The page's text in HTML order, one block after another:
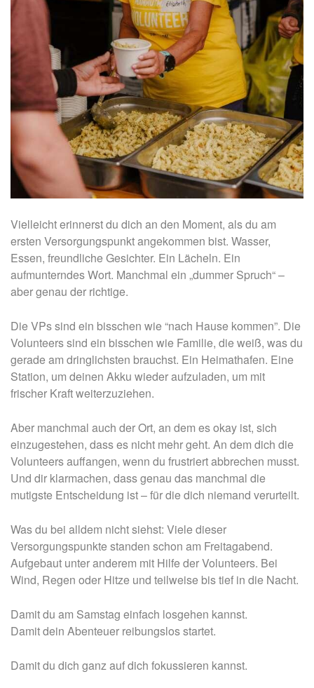
Vielleicht erinnerst du dich an den Moment, als du am
ersten Versorgungspunkt angekommen bist. Wasser,
Essen, freundliche Gesichter. Ein Lächeln. Ein
aufmunterndes Wort. Manchmal ein „dummer Spruch“ –
aber genau der richtige.
Die VPs sind ein bisschen wie “nach Hause kommen”. Die
Volunteers sind ein bisschen wie Familie, die weiß, was du
gerade am dringlichsten brauchst. Ein Heimathafen. Eine
Station, um deinen Akku wieder aufzuladen, um mit
frischer Kraft weiterzuziehen.
Aber manchmal auch der Ort, an dem es okay ist, sich
einzugestehen, dass es nicht mehr geht. An dem dich die
Volunteers auffangen, wenn du frustriert abbrechen musst.
Und dir klarmachen, dass genau das manchmal die
mutigste Entscheidung ist – für die dich niemand verurteilt.
Was du bei alldem nicht siehst: Viele dieser
Versorgungspunkte standen schon am Freitagabend.
Aufgebaut unter anderem mit Hilfe der Volunteers. Bei
Wind, Regen oder Hitze und teilweise bis tief in die Nacht.
Damit du am Samstag einfach losgehen kannst.
Damit dein Abenteuer reibungslos startet.
Damit du dich ganz auf dich fokussieren kannst.